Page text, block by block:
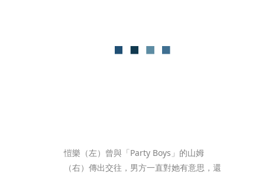
愷樂（左）曾與「Party Boys」的山姆
（右）傳出交往，男方一直對她有意思，還